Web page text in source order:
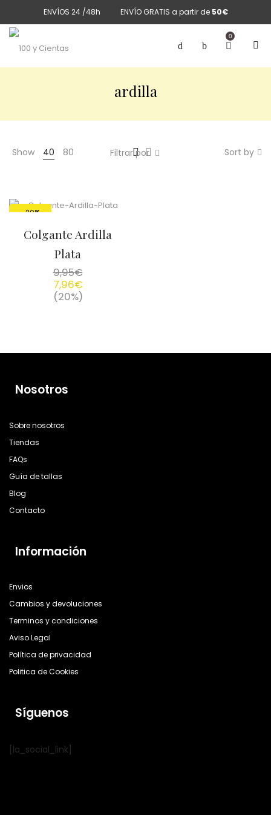
ENVÍOS 24 /48h ENVÍO GRATIS a partir de 50€
0
ardilla
Show 40 80 Sort by
Filtrar por
-20%
Colgante Ardilla
Plata
9,95€
7,96€
(20%)
Nosotros
Sobre nosotros
Tiendas
FAQs
Guía de tallas
Blog
Contacto
Información
Envios
Cambios y devoluciones
Terminos y condiciones
Aviso Legal
Política de privacidad
Politica de Cookies
Síguenos
[la_social_link]